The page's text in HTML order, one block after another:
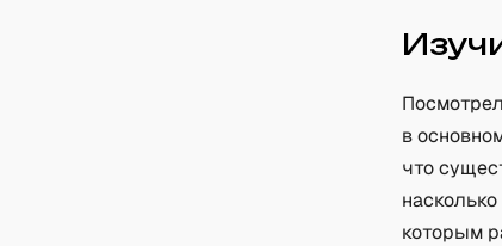
в
что
которым